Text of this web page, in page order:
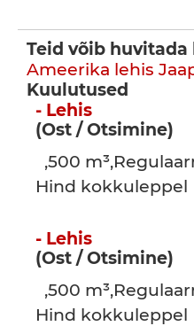
Teid võib huvitada
Ameerika lehis
Kuulutused
- Lehis
(Ost / Otsimine)
,500
Hind kokkuleppel
- Lehis
(Ost / Otsimine)
,500
Hind kokkuleppel